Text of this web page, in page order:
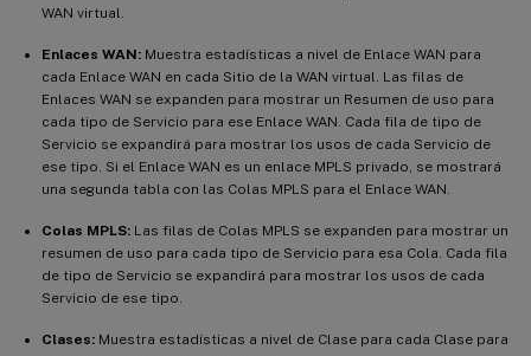
WAN virtual.
Enlaces WAN: Muestra estadísticas a nivel de Enlace WAN para
cada Enlace WAN en cada Sitio de la WAN virtual. Las filas de
Enlaces WAN se expanden para mostrar un Resumen de uso para
cada tipo de Servicio para ese Enlace WAN. Cada fila de tipo de
Servicio se expandirá para mostrar los usos de cada Servicio de
ese tipo. Si el Enlace WAN es un enlace MPLS privado, se mostrará
una segunda tabla con las Colas MPLS para el Enlace WAN.
Colas MPLS: Las filas de Colas MPLS se expanden para mostrar un
resumen de uso para cada tipo de Servicio para esa Cola. Cada fila
de tipo de Servicio se expandirá para mostrar los usos de cada
Servicio de ese tipo.
Clases: Muestra estadísticas a nivel de Clase para cada Clase para